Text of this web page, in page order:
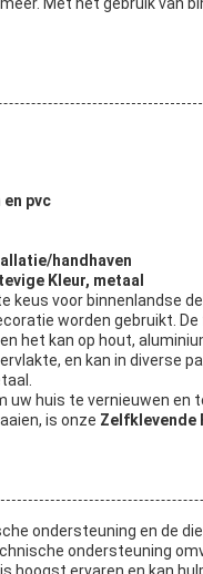
Met het gebruik van
en pvc
handhaven
Kleur, metaal
keus voor binnenlandse
worden gebruikt.
het kan op hout,
en kan in diverse
huis te vernieuwen en
is onze Zelfklevende
ondersteuning en de
ondersteuning